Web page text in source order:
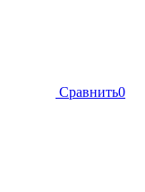
Сравнить0